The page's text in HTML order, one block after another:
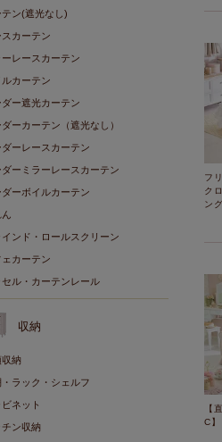
テン(遮光なし)
スカーテン
ーレースカーテン
ルカーテン
ダー遮光カーテン
ダーカーテン（遮光なし）
ダーレースカーテン
ダーミラーレースカーテン
ダーボイルカーテン
インド・ロールスクリーン
ェカーテン
セル・カーテンレール
収納
収納
ラック・シェルフ
ネット
チン収納
フ
ク
ン
【
C】